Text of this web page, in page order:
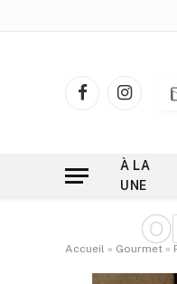
Facebook
À LA
UNE
Accueil » Gourmet »